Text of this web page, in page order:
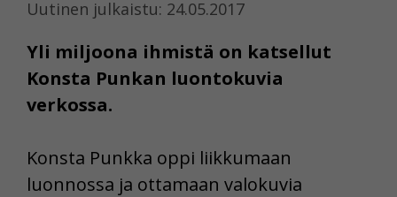
Uutinen julkaistu: 24.05.2017
Yli miljoona ihmistä on katsellut
Konsta Punkan luontokuvia
verkossa.
Konsta Punkka oppi liikkumaan
luonnossa ja ottamaan valokuvia